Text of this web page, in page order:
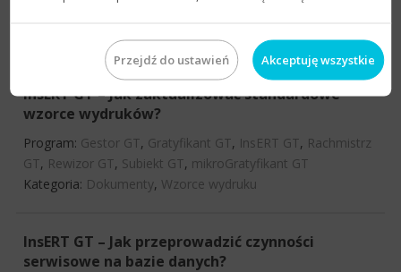
Konto InsERT
InsERT GT – Jak zaktualizować standardowe
wzorce wydruków?
Program: Gestor GT, Gratyfikant GT, InsERT GT, Rachmistrz
GT, Rewizor GT, Subiekt GT, mikroGratyfikant GT
Kategoria: Dokumenty, Wzorce wydruku
InsERT GT – Jak przeprowadzić czynności
serwisowe na bazie danych?
Przejdź do ustawień Akceptuję wszystkie